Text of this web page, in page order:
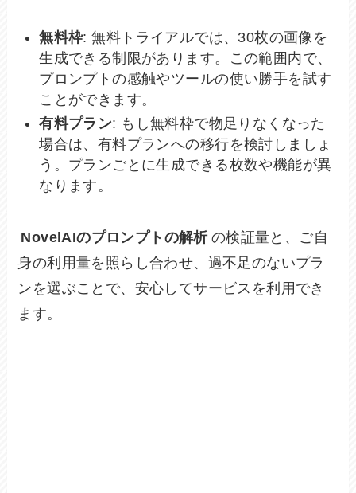
無料枠: 無料トライアルでは、30枚の画像を
生成できる制限があります。この範囲内で、
プロンプトの感触やツールの使い勝手を試す
ことができます。
有料プラン: もし無料枠で物足りなくなった
場合は、有料プランへの移行を検討しましょ
う。プランごとに生成できる枚数や機能が異
なります。
NovelAIのプロンプトの解析 の検証量と、ご自
身の利用量を照らし合わせ、過不足のないプラ
ンを選ぶことで、安心してサービスを利用でき
ます。